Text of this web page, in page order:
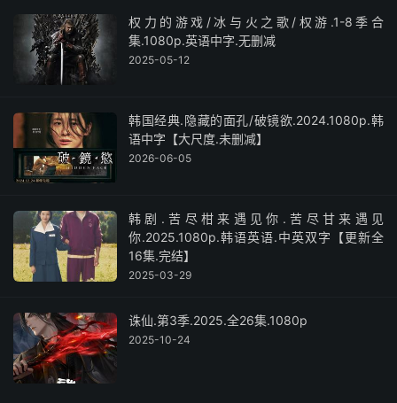
权力的游戏/冰与火之歌/权游.1-8季合
集.1080p.英语中字.无删减
2025-05-12
韩国经典.隐藏的面孔/破镜欲.2024.1080p.韩
语中字【大尺度.未删减】
2026-06-05
韩剧.苦尽柑来遇见你.苦尽甘来遇见
你.2025.1080p.韩语英语.中英双字【更新全
16集.完结】
2025-03-29
诛仙.第3季.2025.全26集.1080p
2025-10-24